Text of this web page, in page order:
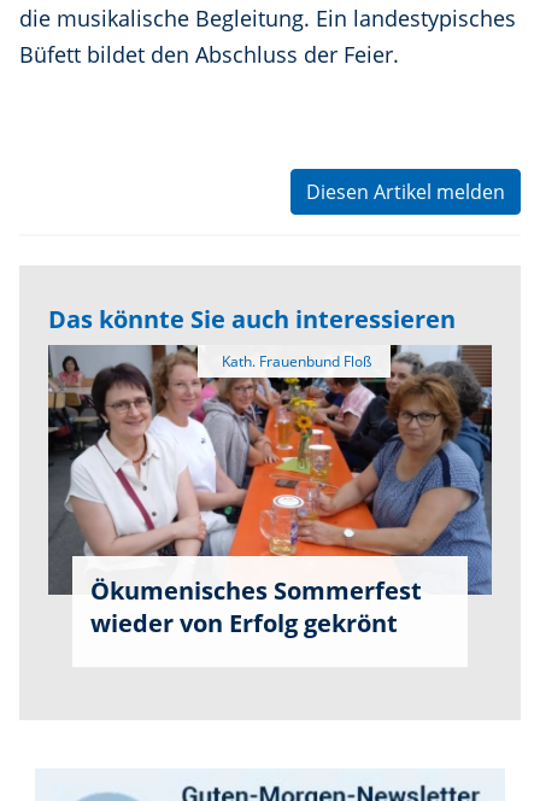
die musikalische Begleitung. Ein landestypisches
Büfett bildet den Abschluss der Feier.
Diesen Artikel melden
Das könnte Sie auch interessieren
Kath. Frauenbund Floß
Ökumenisches Sommerfest
wieder von Erfolg gekrönt